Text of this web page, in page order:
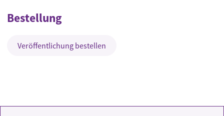
Bestellung
Veröffentlichung bestellen